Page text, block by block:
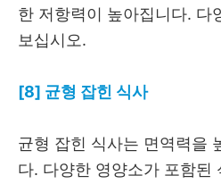
한 저항력이 높아집니다. 다
보십시오.
[8] 균형 잡힌 식사
균형 잡힌 식사는 면역력을
다. 다양한 영양소가 포함된